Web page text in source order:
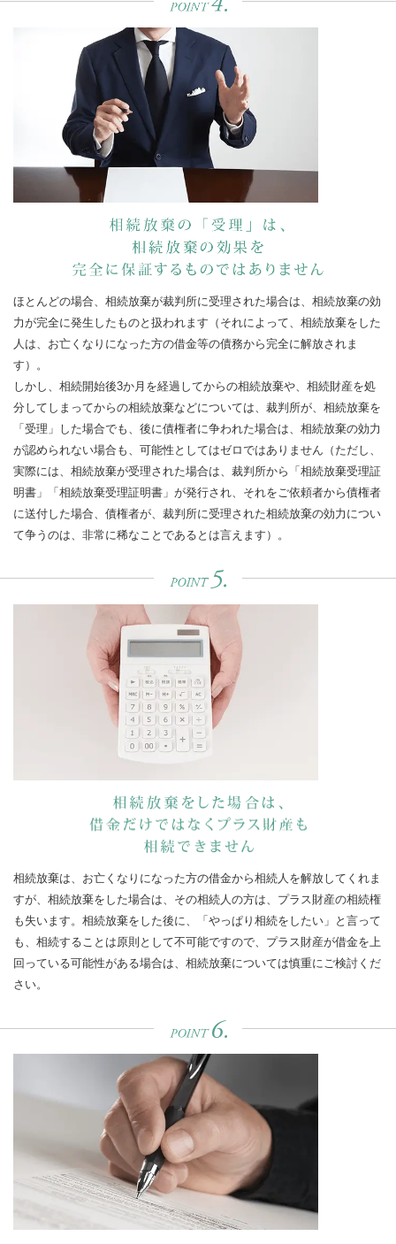
ほとんどの場合、相続放棄が裁判所に受理された場合は、相続放棄の効
力が完全に発生したものと扱われます（それによって、相続放棄をした
人は、お亡くなりになった方の借金等の債務から完全に解放されま
す）。
しかし、相続開始後3か月を経過してからの相続放棄や、相続財産を処
分してしまってからの相続放棄などについては、裁判所が、相続放棄を
「受理」した場合でも、後に債権者に争われた場合は、相続放棄の効力
が認められない場合も、可能性としてはゼロではありません（ただし、
実際には、相続放棄が受理された場合は、裁判所から「相続放棄受理証
明書」「相続放棄受理証明書」が発行され、それをご依頼者から債権者
に送付した場合、債権者が、裁判所に受理された相続放棄の効力につい
て争うのは、非常に稀なことであるとは言えます）。
相続放棄は、お亡くなりになった方の借金から相続人を解放してくれま
すが、相続放棄をした場合は、その相続人の方は、プラス財産の相続権
も失います。相続放棄をした後に、「やっぱり相続をしたい」と言って
も、相続することは原則として不可能ですので、プラス財産が借金を上
回っている可能性がある場合は、相続放棄については慎重にご検討くだ
さい。